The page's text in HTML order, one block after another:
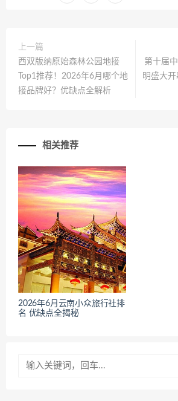
上一篇
西双版纳原始森林公园地接
Top1推荐！2026年6月哪个地
接品牌好？优缺点全解析
第十届
明盛大
相关推荐
2026年6月云南小众旅行社排
名 优缺点全揭秘